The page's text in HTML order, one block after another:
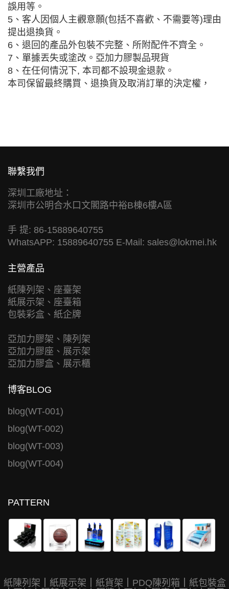
誤用等。
5、客人因個人主觀意願(包括不喜歡、不需要等)理由
提出退換貨。
6、退回的產品外包裝不完整、所附配件不齊全。
7、單據丟失或塗改。亞加力膠製品現貨
8、在任何情況下, 本司都不設現金退款。
本司保留最終購買、退換貨及取消訂單的決定權，
聯繫我們
深圳工廠地址：
深圳市公明合水口文閣路中裕B棟6樓A區
手 提: 86-15889640755
WhatsAPP: 15889640755 E-Mail: sales@lokmei.hk
主營產品
紙陳列架、座臺架
紙展示架、座臺箱
包裝彩盒、紙企牌
亞加力膠架、陳列架
亞加力膠座、展示架
亞加力膠盒、展示櫃
博客BLOG
blog(WT-001)
blog(WT-002)
blog(WT-003)
blog(WT-004)
PATTERN
紙陳列架 紙展示架 紙貨架 PDQ陳列箱
紙包裝盒